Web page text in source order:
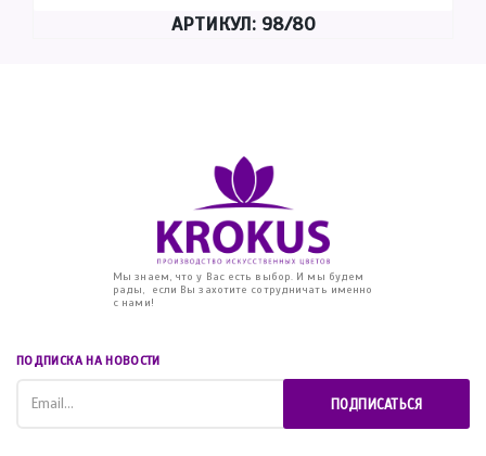
АРТИКУЛ: 98/80
Мы знаем, что у Вас есть выбор. И мы будем
рады, если Вы захотите сотрудничать именно
с нами!
ПОДПИСКА НА НОВОСТИ
ПОДПИСАТЬСЯ